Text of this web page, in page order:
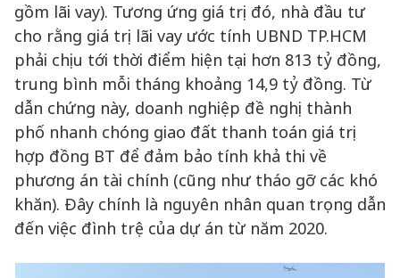
gồm lãi vay). Tương ứng giá trị đó, nhà đầu tư
cho rằng giá trị lãi vay ước tính UBND TP.HCM
phải chịu tới thời điểm hiện tại hơn 813 tỷ đồng,
trung bình mỗi tháng khoảng 14,9 tỷ đồng. Từ
dẫn chứng này, doanh nghiệp đề nghị thành
phố nhanh chóng giao đất thanh toán giá trị
hợp đồng BT để đảm bảo tính khả thi về
phương án tài chính (cũng như tháo gỡ các khó
khăn). Đây chính là nguyên nhân quan trọng dẫn
đến việc đình trệ của dự án từ năm 2020.